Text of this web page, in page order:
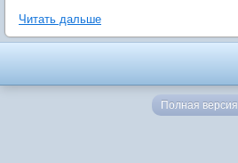
Читать дальше
Полная версия